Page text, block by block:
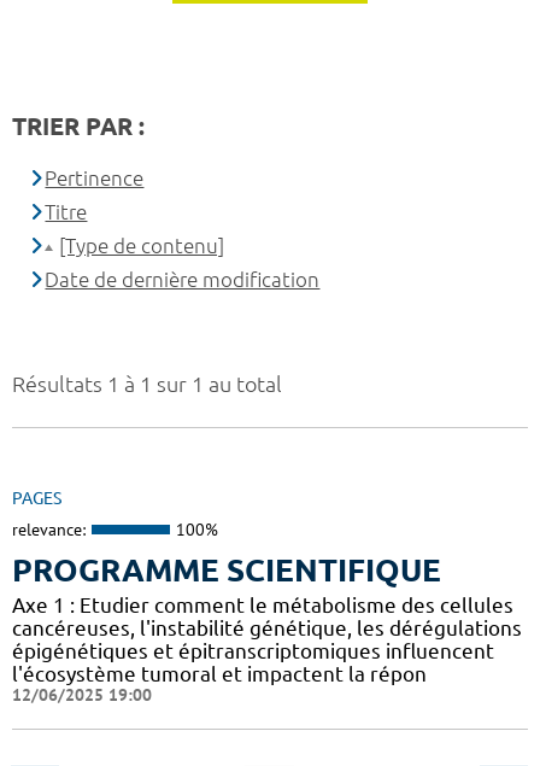
Résultats 1 à 1 sur 1 au total
PAGES
relevance: 100%
PROGRAMME SCIENTIFIQUE
Axe 1 : Etudier comment le métabolisme des cellules
cancéreuses, l'instabilité génétique, les dérégulations
épigénétiques et épitranscriptomiques influencent
l'écosystème tumoral et impactent la répon
12/06/2025 19:00
TRIER PAR :
Pertinence
Titre
[Type de contenu]
Date de dernière modification